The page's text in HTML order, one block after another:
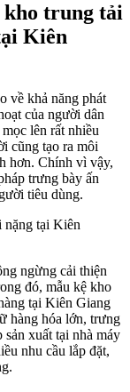
kho trung tải
Kiên
về khả năng phát
của người dân
lên rất nhiều
cũng tạo ra môi
hơn. Chính vì vậy,
trưng bày ấn
tiêu dùng.
ngừng cải thiện
đó, mẫu kệ kho
tại Kiên Giang
hàng hóa lớn, trưng
xuất tại nhà máy
nhu cầu lắp đặt,